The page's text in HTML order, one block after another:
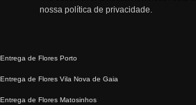
nossa política de privacidade.
Entrega de Flores Porto
Entrega de Flores Vila Nova de Gaia
Entrega de Flores Matosinhos